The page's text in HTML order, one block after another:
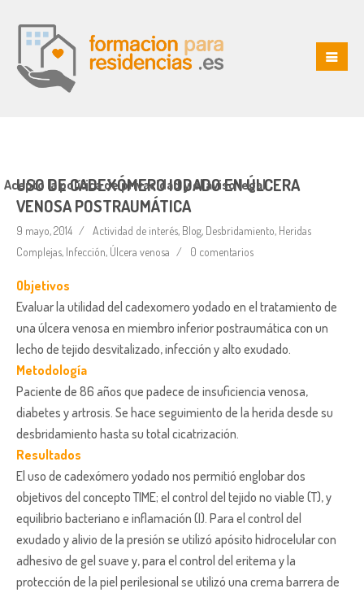
USO DE CADEXÓMERO IODADO EN ÚLCERA
VENOSA POSTRAUMÁTICA
9 mayo, 2014 Actividad de interés, Blog, Desbridamiento, Heridas
Complejas, Infección, Úlcera venosa 0 comentarios
Objetivos
Evaluar la utilidad del cadexomero yodado en el tratamiento de
una úlcera venosa en miembro inferior postraumática con un
lecho de tejido desvitalizado, infección y alto exudado.
Metodología
Paciente de 86 años que padece de insuficiencia venosa,
diabetes y artrosis. Se hace seguimiento de la herida desde su
desbridamiento hasta su total cicatrización.
Resultados
El uso de cadexómero yodado nos permitió englobar dos
objetivos del concepto TIME; el control del tejido no viable (T), y
equilibrio bacteriano e inflamación (I). Para el control del
exudado y alivio de la presión se utilizó apósito hidrocelular con
adhesivo de gel suave y, para el control del eritema y la
protección de la piel perilesional se utilizó una crema barrera de
Acepto la política de privacidad y el aviso legal